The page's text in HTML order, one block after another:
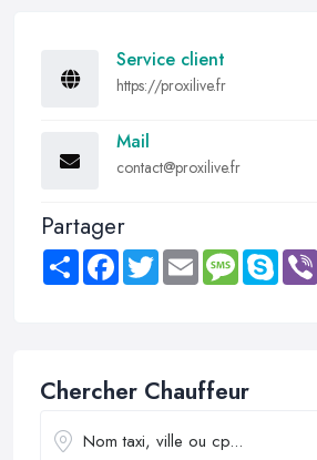
Service client
https://proxilive.fr
Mail
contact@proxilive.fr
Partager
Share FacebookTwitter Email MessageSkype
Chercher Chauffeur